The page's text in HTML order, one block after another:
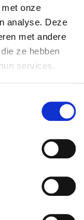
onze
analyse. Deze
met andere
ze hebben
services.
zorglocatie,
krijgt.
door